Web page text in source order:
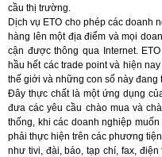
cầu thị trường.
Dịch vụ ETO cho phép các doanh
hàng lên một địa điểm và mọi
cận được thông qua Internet.
hầu hết các trade point và hiện
thế giới và những con số này đang
Đây thực chất là một ứng dụng
đưa các yêu cầu chào mua và
thống, khi các doanh nghiệp
phải thực hiện trên các phương
như tivi, đài, báo, tạp chí, fax,